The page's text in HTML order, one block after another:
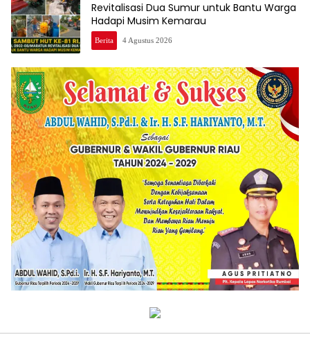
Revitalisasi Dua Sumur untuk Bantu Warga
Hadapi Musim Kemarau
Berita 4 Agustus 2026